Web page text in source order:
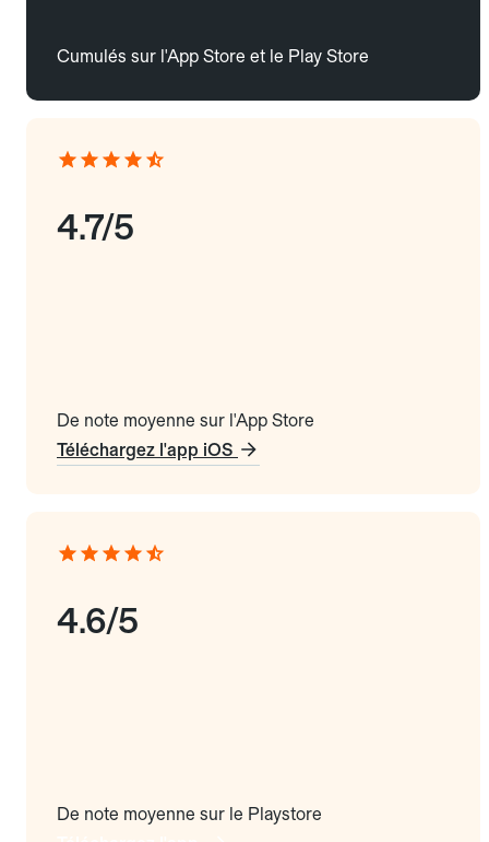
Cumulés sur l'App Store et le Play Store
4.7/5
De note moyenne sur l'App Store
Téléchargez l'app iOS
4.6/5
De note moyenne sur le Playstore